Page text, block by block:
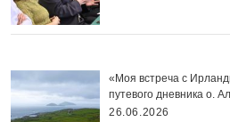
«Моя встреча с
путевого дневника о.
26.06.2026